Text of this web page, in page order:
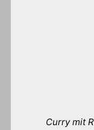
Curry mit